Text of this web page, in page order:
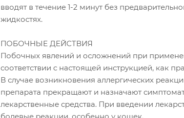
вводят в течение 1-2 минут без
жидкостях.
ПОБОЧНЫЕ ДЕЙСТВИЯ
Побочных явлений и осложнений при
соответствии с настоящей инструкцией, как
В случае возникновения аллергических
препарата прекращают и назначают
лекарственные средства. При введении